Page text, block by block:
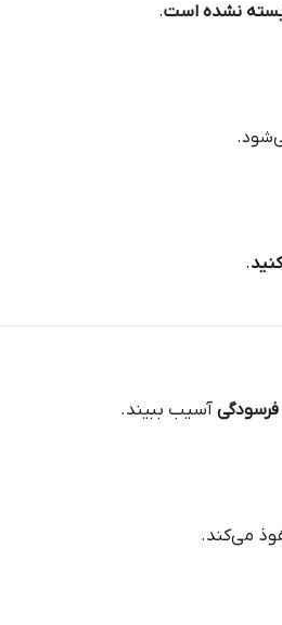
نشده است.
.
آسیب ببیند.
می‌کند.